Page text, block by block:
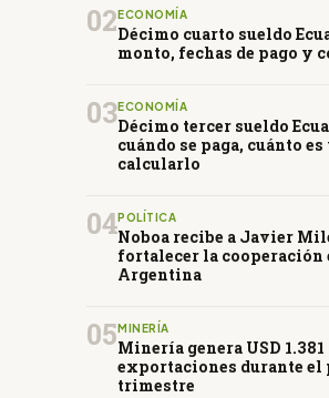
02 ECONOMÍA
Décimo cuarto sueldo
monto, fechas de pago y
03ECONOMÍA
Décimo tercer sueldo
cuándo se paga, cuánto
calcularlo
04POLÍTICA
Noboa recibe a Javier
fortalecer la cooperación
Argentina
05 MINERÍA
Minería genera USD
exportaciones durante
trimestre